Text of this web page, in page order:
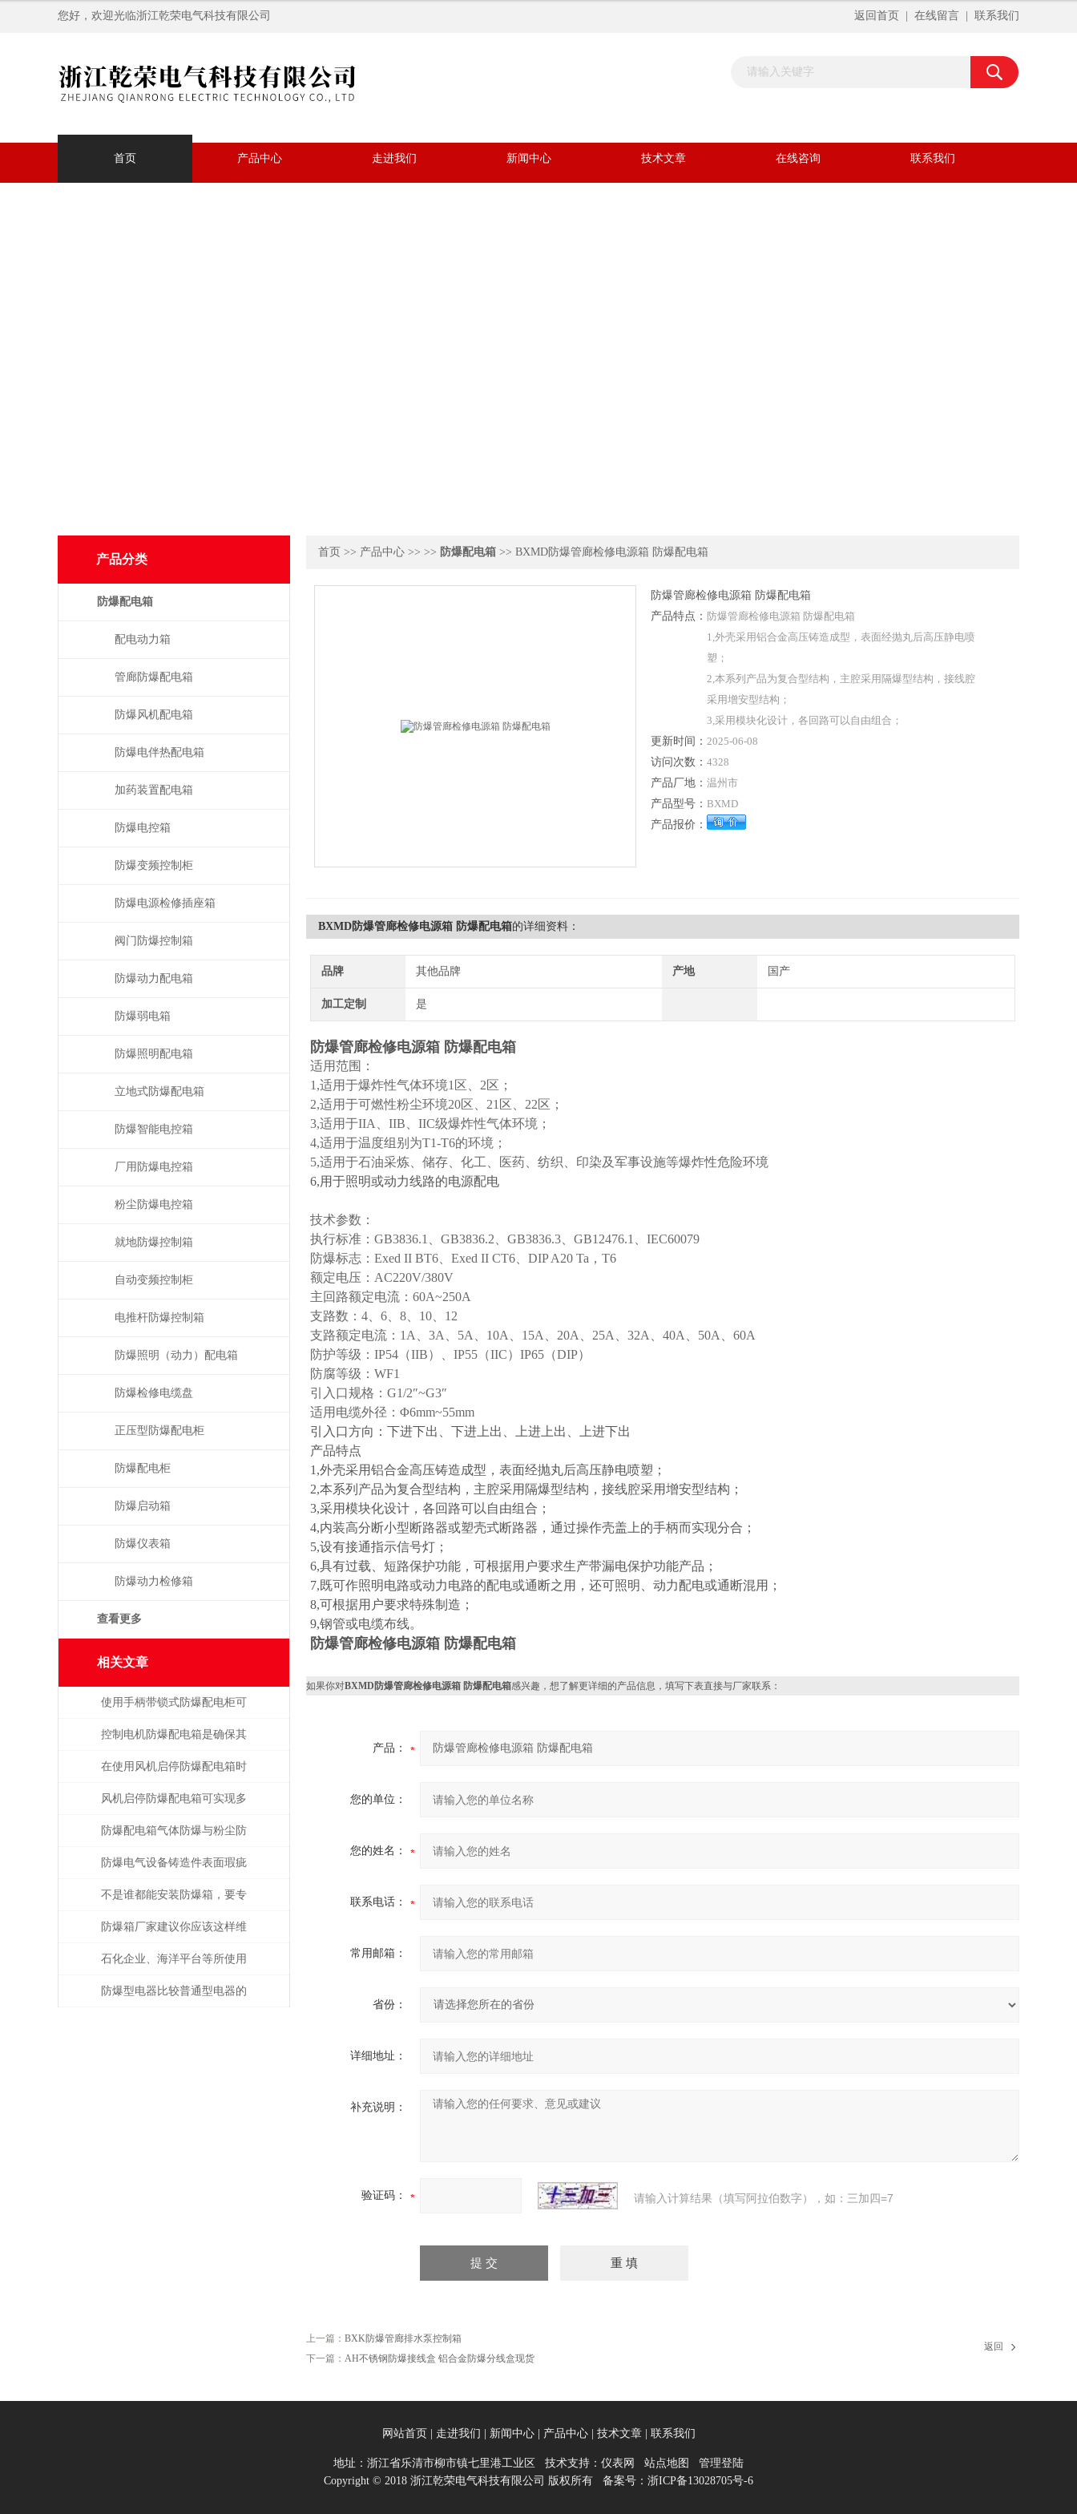
您好，欢迎光临浙江乾荣电气科技有限公司 返回首页 在线留言 联系我们
首页 产品中心 走进我们 新闻中心 技术文章 在线咨询 联系我们
首页 >> 产品中心 >> >> 防爆配电箱 >> BXMD防爆管廊检修电源箱 防爆配电箱
防爆管廊检修电源箱 防爆配电箱
产品特点： 防爆管廊检修电源箱 防爆配电箱
1,外壳采用铝合金高压铸造成型，表面经抛丸后高压静电喷
塑；
2,本系列产品为复合型结构，主腔采用隔爆型结构，接线腔
采用增安型结构；
3,采用模块化设计，各回路可以自由组合；
更新时间： 2025-06-08
访问次数： 4328
产品厂地： 温州市
产品型号： BXMD
产品报价：
BXMD防爆管廊检修电源箱 防爆配电箱的详细资料：
品牌 其他品牌 产地 国产
加工定制 是
防爆管廊检修电源箱 防爆配电箱
适用范围：
1,适用于爆炸性气体环境1区、2区；
2,适用于可燃性粉尘环境20区、21区、22区；
3,适用于IIA、IIB、IIC级爆炸性气体环境；
4,适用于温度组别为T1-T6的环境；
5,适用于石油采炼、储存、化工、医药、纺织、印染及军事设施等爆炸性危险环境
6,用于照明或动力线路的电源配电
技术参数：
执行标准：GB3836.1、GB3836.2、GB3836.3、GB12476.1、IEC60079
防爆标志：Exed II BT6、Exed II CT6、DIP A20 Ta，T6
额定电压：AC220V/380V
主回路额定电流：60A~250A
支路数：4、6、8、10、12
支路额定电流：1A、3A、5A、10A、15A、20A、25A、32A、40A、50A、60A
防护等级：IP54（IIB）、IP55（IIC）IP65（DIP）
防腐等级：WF1
引入口规格：G1/2″~G3″
适用电缆外径：Φ6mm~55mm
引入口方向：下进下出、下进上出、上进上出、上进下出
产品特点
1,外壳采用铝合金高压铸造成型，表面经抛丸后高压静电喷塑；
2,本系列产品为复合型结构，主腔采用隔爆型结构，接线腔采用增安型结构；
3,采用模块化设计，各回路可以自由组合；
4,内装高分断小型断路器或塑壳式断路器，通过操作壳盖上的手柄而实现分合；
5,设有接通指示信号灯；
6,具有过载、短路保护功能，可根据用户要求生产带漏电保护功能产品；
7,既可作照明电路或动力电路的配电或通断之用，还可照明、动力配电或通断混用；
8,可根据用户要求特殊制造；
9,钢管或电缆布线。
防爆管廊检修电源箱 防爆配电箱
如果你对BXMD防爆管廊检修电源箱 防爆配电箱感兴趣，想了解更详细的产品信息，填写下表直接与厂家联系：
产品：
您的单位：
您的姓名：
联系电话：
常用邮箱：
省份：
详细地址：
补充说明：
验证码： 请输入计算结果（填写阿拉伯数字），如：三加四=7
上一篇： BXK防爆管廊排水泵控制箱
下一篇： AH不锈钢防爆接线盒 铝合金防爆分线盒现货
返回
产品分类
防爆配电箱
配电动力箱
管廊防爆配电箱
防爆风机配电箱
防爆电伴热配电箱
加药装置配电箱
防爆电控箱
防爆变频控制柜
防爆电源检修插座箱
阀门防爆控制箱
防爆动力配电箱
防爆弱电箱
防爆照明配电箱
立地式防爆配电箱
防爆智能电控箱
厂用防爆电控箱
粉尘防爆电控箱
就地防爆控制箱
自动变频控制柜
电推杆防爆控制箱
防爆照明（动力）配电箱
防爆检修电缆盘
正压型防爆配电柜
防爆配电柜
防爆启动箱
防爆仪表箱
防爆动力检修箱
查看更多
相关文章
使用手柄带锁式防爆配电柜可
保障安全，提高效率
控制电机防爆配电箱是确保其
安全可靠地运行的关键
在使用风机启停防爆配电箱时
的注意事项
风机启停防爆配电箱可实现多
种功能
防爆配电箱气体防爆与粉尘防
爆的差别
防爆电气设备铸造件表面瑕疵
修复
不是谁都能安装防爆箱，要专
业人士才行
防爆箱厂家建议你应该这样维
护防爆类产品！
石化企业、海洋平台等所使用
的防爆电气设备注意事项
防爆型电器比较普通型电器的
网站首页 走进我们 新闻中心| 产品中心| 技术文章| 联系我们
地址：浙江省乐清市柳市镇七里港工业区 技术支持： 仪表网 站点地图
管理登陆
Copyright © 2018 浙江乾荣电气科技有限公司 版权所有 备案号： 浙ICP备13028705号-6